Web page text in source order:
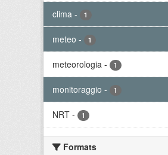
clima - 1
meteo - 1
meteorologia - 1
monitoraggio - 1
NRT - 1
Formats